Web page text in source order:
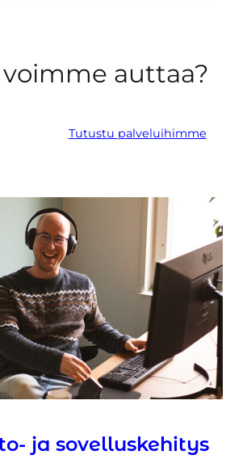
auttaa?
Tutustu palveluihimme
ja sovelluskehitys